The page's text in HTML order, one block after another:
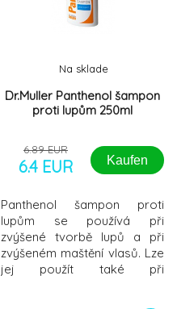
Dr.Muller Panthenol šampon
proti lupům 250ml
Na sklade
6.89 EUR
6.4 EUR Kaufen
Panthenol šampon proti
lupům se používá při
zvýšené tvorbě lupů a při
zvýšeném maštění vlasů. Lze
jej použít také při